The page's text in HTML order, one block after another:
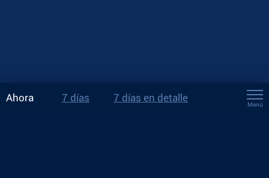
Ahora 7 días 7 días en detalle
Menú